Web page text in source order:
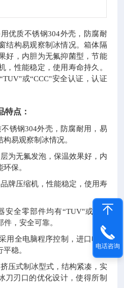
优质不锈钢304外壳，防腐耐
结构易观察制冰情况。箱体隔
好，内胆为无氟抑菌型，节能
，性能稳定，使用寿命持久。
或“CCC"安全认证，认证
特点：
不锈钢304外壳，防腐耐用，易
易观察制冰情况。
为无氟发泡，保温效果好，内
保。
牌压缩机，性能稳定，使用寿
安全零部件均有“TUV"或“CC
，安全可靠。
用全电脑程序控制，进口电脑
稳。
压式制冰型式，结构紧凑，实
刀刃口的优化设计，使得所制
电话咨询